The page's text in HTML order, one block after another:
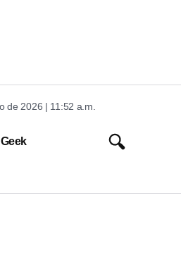
de 2026 | 11:52 a.m.
Geek